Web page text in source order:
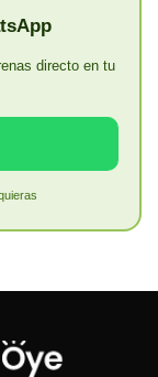
directo en tu